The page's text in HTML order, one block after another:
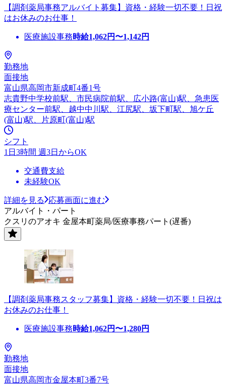
【調剤薬局事務アルバイト募集】資格・経験一切不要！日祝
はお休みのお仕事！
医療施設事務時給1,062円〜1,142円
勤務地
面接地
富山県高岡市新成町4番1号
志貴野中学校前駅、市民病院前駅、広小路(富山)駅、急患医
療センター前駅、越中中川駅、江尻駅、坂下町駅、旭ケ丘
(富山)駅、片原町(富山)駅
シフト
1日3時間 週3日からOK
交通費支給
未経験OK
詳細を見る
応募画面に進む
アルバイト・パート
クスリのアオキ 金屋本町薬局/医療事務パート(遅番)
【調剤薬局事務スタッフ募集】資格・経験一切不要！日祝は
お休みのお仕事！
医療施設事務時給1,062円〜1,280円
勤務地
面接地
富山県高岡市金屋本町3番7号